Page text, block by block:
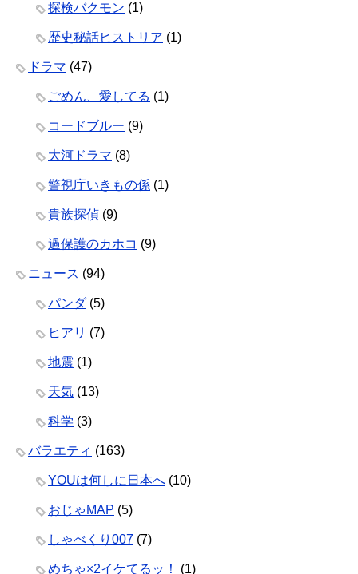
探検バクモン (1)
歴史秘話ヒストリア (1)
ドラマ (47)
ごめん、愛してる (1)
コードブルー (9)
大河ドラマ (8)
警視庁いきもの係 (1)
貴族探偵 (9)
過保護のカホコ (9)
ニュース (94)
パンダ(5)
ヒアリ (7)
地震 (1)
天気 (13)
科学 (3)
バラエティ (163)
YOUは何しに日本へ (10)
おじゃMAP (5)
しゃべくり007 (7)
めちゃ×2イケてるッ！ (1)